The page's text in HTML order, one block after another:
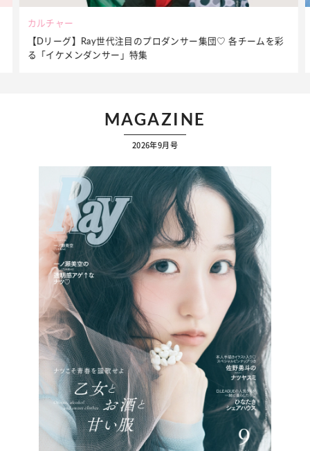
ビューティー
夏だからこそ“水分”が大切！くずれないメイクをつくる【保湿
ケア】アイテム3選
MAGAZINE
2026年9月号